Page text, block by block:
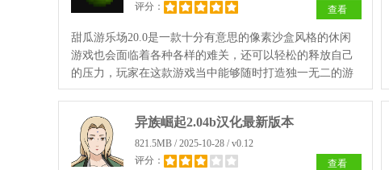
评分：
查看
甜瓜游乐场20.0是一款十分有意思的像素沙盒风格的休闲
游戏也会面临着各种各样的难关，还可以轻松的释放自己
的压力，玩家在这款游戏当中能够随时打造独一无二的游
乐场，各种各样的场景道具，还可以轻松地编辑更多的模
异族崛起2.04b汉化最新版本
821.5MB / 2025-10-28 / v0.12
评分：
查看